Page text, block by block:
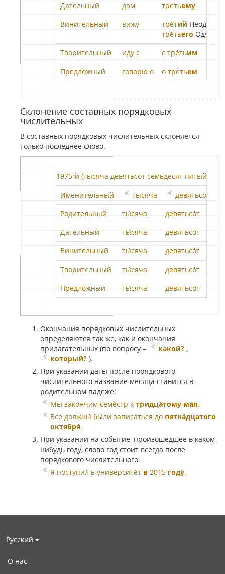
Дательный
дам тре́тьему
Винительный
вижу тре́тий Неод.
тре́тьего Одуш.
Творительный иду с с тре́тьим
Предложный
говорю о о тре́тьем
Склонение составных порядковых
числительных
В составных порядковых числительных склоняется
только последнее слово.
1975-й (тысяча девятьсот семьдесят пятый)
Именительный
ты́сяча
девятьсо́т
Родительный
ты́сяча девятьсо́т
Дательный
ты́сяча девятьсо́т
Винительный
ты́сяча девятьсо́т
Творительный
ты́сяча девятьсо́т
Предложный
ты́сяча девятьсо́т
Окончания порядковых числительных
определяются так же, как и окончания
прилагательных (по вопросу –
какой? ,
который? ).
При указании даты после порядкового
числительного название месяца ставится в
родительном падеже:
Мы зако́нчим семе́стр к тридца́тому ма́я.
Все должны́ бы́ли записа́ться до пятна́дцатого
октября́.
При указании на событие, произошедшее в каком-
нибудь году, слово год стоит всегда после
порядкового числительного.
Я поступил́ в университе́т в 2015 году́.
Русский
О нас